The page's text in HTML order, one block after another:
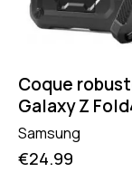
Coque
Galaxy Z
Samsung
€24.99